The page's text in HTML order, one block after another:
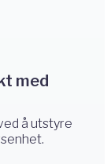
med
å utstyre